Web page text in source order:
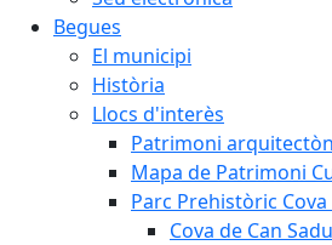
Begues
El municipi
Història
Llocs d'interès
Patrimoni
Mapa de Patrimoni
Parc Prehistòric
Cova de Can